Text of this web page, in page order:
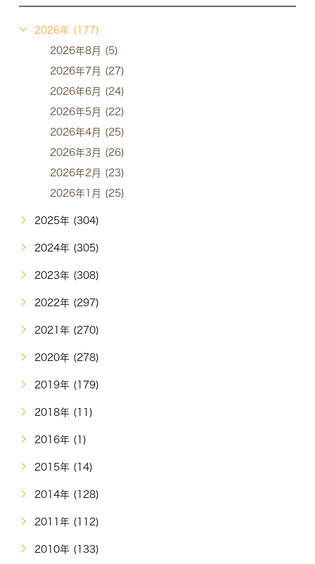
2026年 (177)
2026年8月 (5)
2026年7月 (27)
2026年6月 (24)
2026年5月 (22)
2026年4月 (25)
2026年3月 (26)
2026年2月 (23)
2026年1月 (25)
2025年 (304)
2024年 (305)
2023年 (308)
2022年 (297)
2021年 (270)
2020年 (278)
2019年 (179)
2018年 (11)
2016年 (1)
2015年 (14)
2014年 (128)
2011年 (112)
2010年 (133)